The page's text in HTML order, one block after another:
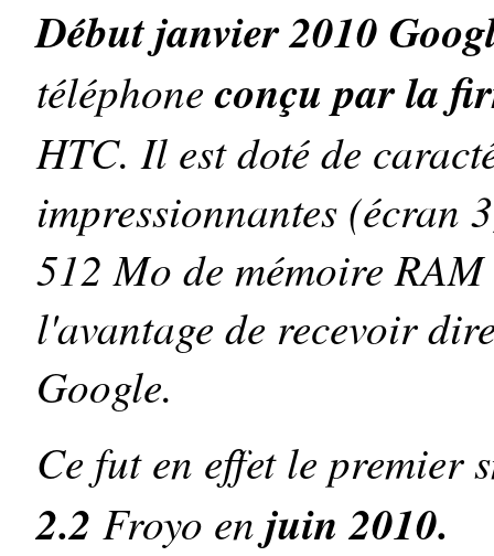
Début janvier 2010
téléphone conçu par la
HTC. Il est doté de
impressionnantes (écran
512 Mo de mémoire
l'avantage de recevoir
Google.
Ce fut en effet le premier
2.2 Froyo en juin 2010.